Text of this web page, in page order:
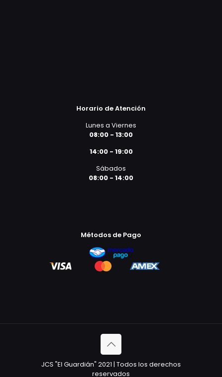
Horario de Atención
Lunes a Viernes
08:00 - 13:00
14:00 - 19:00
Sábados
08:00 - 14:00
Métodos de Pago
JCS "El Guardián" 2021 | Todos los derechos
reservados